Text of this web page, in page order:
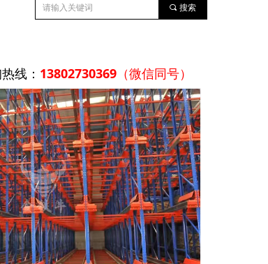
끠 搜索
线： 13802730369 （微信同号）